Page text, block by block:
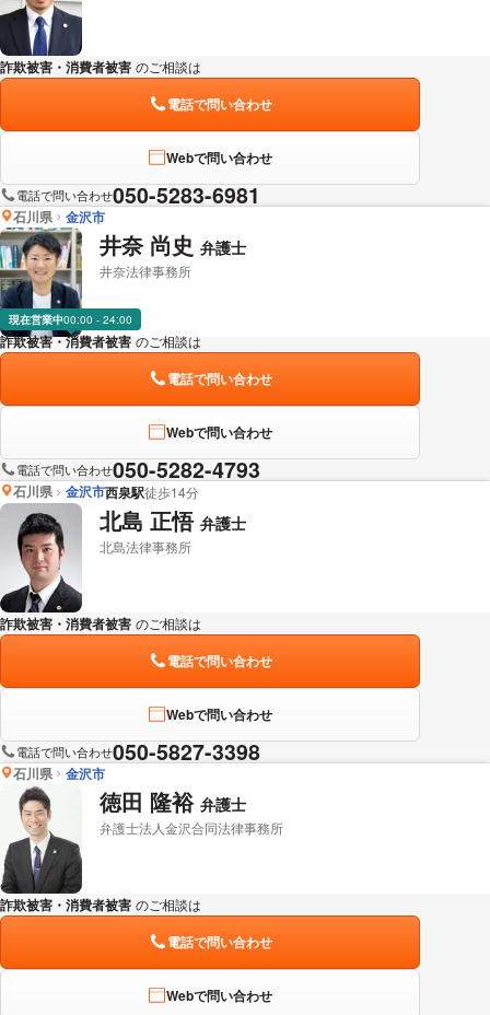
詐欺被害・消費者被害 のご相談は
電話で問い合わせ
Webで問い合わせ
電話で問い合わせ050-5283-6981
石川県 金沢市
井奈 尚史 弁護士
井奈法律事務所
現在営業中00:00 - 24:00
詐欺被害・消費者被害 のご相談は
電話で問い合わせ
Webで問い合わせ
電話で問い合わせ050-5282-4793
石川県 金沢市西泉駅徒歩14分
北島 正悟 弁護士
北島法律事務所
詐欺被害・消費者被害 のご相談は
電話で問い合わせ
Webで問い合わせ
電話で問い合わせ050-5827-3398
石川県 金沢市
徳田 隆裕 弁護士
弁護士法人金沢合同法律事務所
詐欺被害・消費者被害 のご相談は
電話で問い合わせ
Webで問い合わせ